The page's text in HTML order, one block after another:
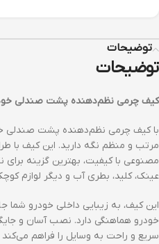
توضیحات
توضیحات
کیف چرمی نظم‌دهنده پشت صندلی
با کیف چرمی نظم‌دهنده پشت صندلی
مرتب و منظم نگه دارید. این کیف با
مصنوعی با کیفیت، بهترین گزینه
عینک، کلید، بطری آب و دیگر لوازم
این کیف، به زیبایی داخلی خودرو شما
خودرو هماهنگی دارد. نصب آسان و
سریع و راحت به وسایل را فراهم